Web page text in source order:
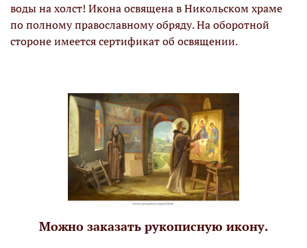
воды на холст! Икона освящена в Никольском храме
по полному православному обряду. На оборотной
стороне имеется сертификат об освящении.
Можно заказать рукописную икону.